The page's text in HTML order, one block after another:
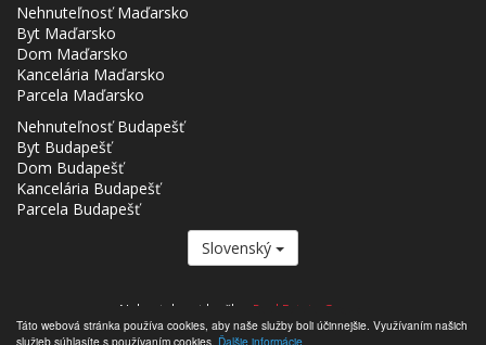
Táto webová stránka používa cookies, aby naše služby boli účinnejšie. Využívaním našich
služieb súhlasíte s používaním cookies. Ďalšie informácie
Nehnuteľnosť Maďarsko
Byt Maďarsko
Dom Maďarsko
Kancelária Maďarsko
Parcela Maďarsko
Nehnuteľnosť Budapešť
Byt Budapešť
Dom Budapešť
Kancelária Budapešť
Parcela Budapešť
Slovenský
Nehnutelnost.hu člen Real Estate Group.